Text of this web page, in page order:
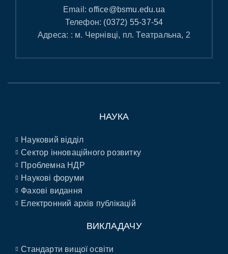
Email:office@bsmu.edu.ua
Телефон: (0372) 55-37-54
Адреса: : м. Чернівці, пл. Театральна, 2
НАУКА
Науковий відділ
Сектор інноваційного розвитку
Проблемна НДР
Наукові форуми
Фахові видання
Електронний архів публікацій
ВИКЛАДАЧУ
Стандарти вищої освіти